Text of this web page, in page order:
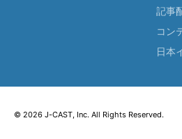
記事
コン
日本
© 2026 J-CAST, Inc. All Rights Reserved.